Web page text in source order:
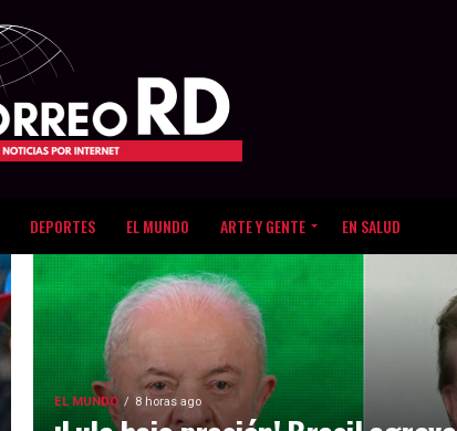
DEPORTES EL MUNDO ARTE Y GENTE EN SALUD
EL MUNDO 8 horas ago